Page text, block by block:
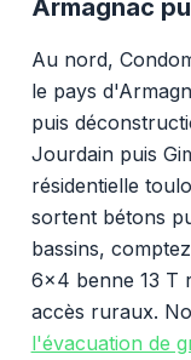
Armagnac
Au nord,
le pays
puis
Jourdain puis
résidentielle
sortent bétons
bassins,
6x4 benne 13 T
accès ruraux.
l'évacuation de